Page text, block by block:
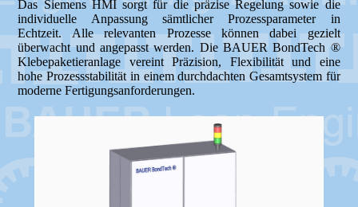
Das Siemens HMI sorgt für die präzise Regelung sowie die
individuelle Anpassung sämtlicher Prozessparameter in
Echtzeit. Alle relevanten Prozesse können dabei gezielt
überwacht und angepasst werden. Die BAUER BondTech ®
Klebepaketieranlage vereint Präzision, Flexibilität und eine
hohe Prozessstabilität in einem durchdachten Gesamtsystem für
moderne Fertigungsanforderungen.